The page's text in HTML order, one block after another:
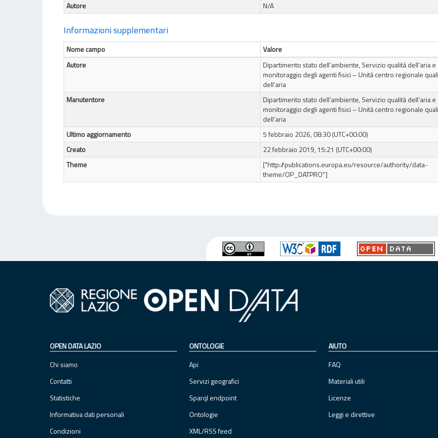
Autore
N/A
Informazioni supplementari
Nome campo
Valore
Autore
Dipartimento stato dell’ambiente, Servizio qualità dell’aria e
monitoraggio degli agenti fisici – Unità centro regionale
dell’aria
Manutentore
Dipartimento stato dell’ambiente, Servizio qualità dell’aria e
monitoraggio degli agenti fisici – Unità centro regionale
dell’aria
Ultimo aggiornamento
5 febbraio 2026, 08:30 (UTC+00:00)
Creato
22 febbraio 2019, 15:21 (UTC+00:00)
Theme
["http://publications.europa.eu/resource/authority/data-
theme/OP_DATPRO"]
OPEN DATA LAZIO
Chi siamo
Contatti
Statistiche
Informativa dati personali
Condizioni
ONTOLOGIE
Api
Servizi geografici
Sparql endpoint
Ontologie
XML/RSS feed
AIUTO
FAQ
Materiali utili
Licenze
Leggi e direttive